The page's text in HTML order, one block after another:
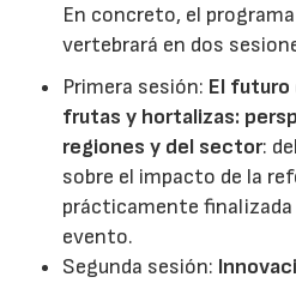
En concreto, el
vertebrará en dos
Primera sesión: El futuro
frutas y hortalizas:
regiones y del sector:
sobre el impacto de la
prácticamente finalizada
evento.
Segunda sesión: